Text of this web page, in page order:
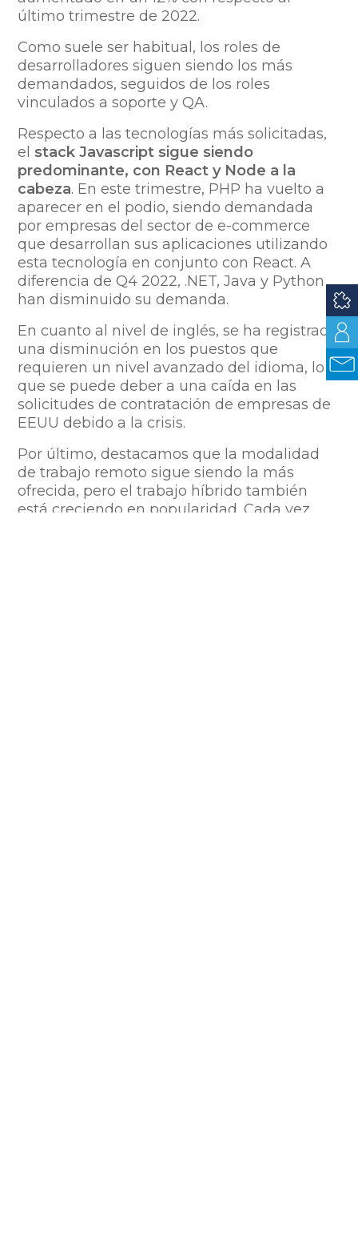
último trimestre de 2022.
Como suele ser habitual, los roles de
desarrolladores siguen siendo los más
demandados, seguidos de los roles
vinculados a soporte y QA.
Respecto a las tecnologías más solicitadas,
el stack Javascript sigue siendo
predominante, con React y Node a la
cabeza. En este trimestre, PHP ha vuelto a
aparecer en el podio, siendo demandada
por empresas del sector de e-commerce
que desarrollan sus aplicaciones utilizando
esta tecnología en conjunto con React. A
diferencia de Q4 2022, .NET, Java y Python
han disminuido su demanda.
En cuanto al nivel de inglés, se ha registrado
una disminución en los puestos que
requieren un nivel avanzado del idioma, lo
que se puede deber a una caída en las
solicitudes de contratación de empresas de
EEUU debido a la crisis.
Por último, destacamos que la modalidad
de trabajo remoto sigue siendo la más
ofrecida, pero el trabajo híbrido también
está creciendo en popularidad. Cada vez